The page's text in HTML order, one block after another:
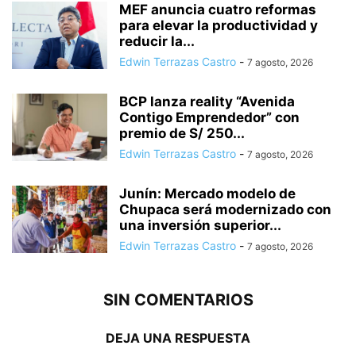
MEF anuncia cuatro reformas
para elevar la productividad y
reducir la...
Edwin Terrazas Castro - 7 agosto, 2026
BCP lanza reality “Avenida
Contigo Emprendedor” con
premio de S/ 250...
Edwin Terrazas Castro - 7 agosto, 2026
Junín: Mercado modelo de
Chupaca será modernizado con
una inversión superior...
Edwin Terrazas Castro - 7 agosto, 2026
SIN COMENTARIOS
DEJA UNA RESPUESTA